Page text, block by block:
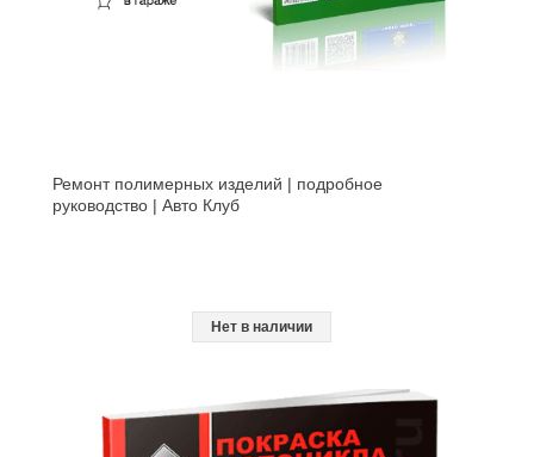
Ремонт полимерных изделий | подробное
руководство | Авто Клуб
Нет в наличии